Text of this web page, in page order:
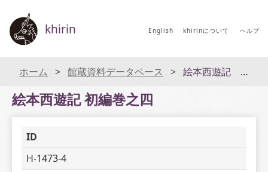
khirin English khirinについて ヘルプ
ホーム 館蔵資料データベース 絵本西遊記 初編巻之四
絵本西遊記 初編巻之四
ID
H-1473-4